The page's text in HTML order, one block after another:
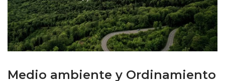
Medio ambiente y Ordinamiento